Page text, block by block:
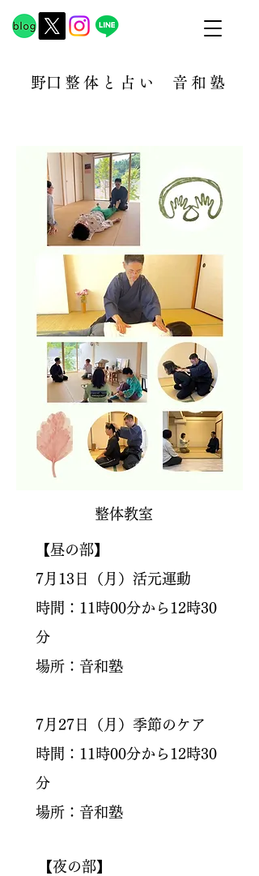
​野口整体と占い 音和塾​
整体教室
【昼の部】
7月13日（月）活元運動
時間：11時00分から12時30
分
場所：音和塾
7月27日（月）季節のケア
時間：11時00分から12時30
分
場所：音和塾
【夜の部】